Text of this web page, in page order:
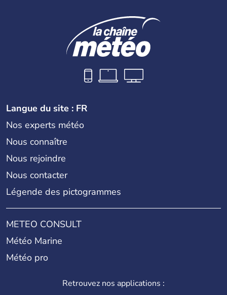
Langue du site : FR
Nos experts météo
Nous connaître
Nous rejoindre
Nous contacter
Légende des pictogrammes
METEO CONSULT
Météo Marine
Météo pro
Retrouvez nos applications :